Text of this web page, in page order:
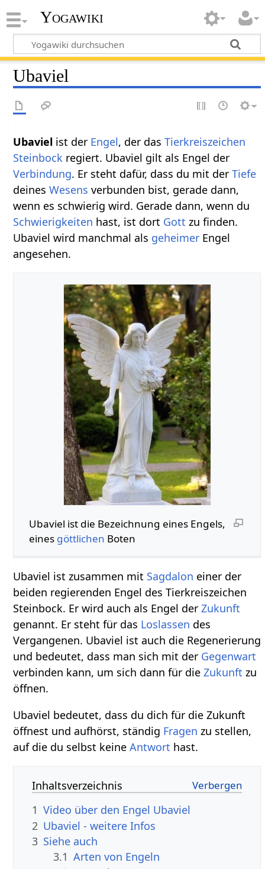
Yogawiki
Ubaviel
Ubaviel ist der Engel, der dasTierkreiszeichen
Steinbock regiert. Ubaviel gilt als Engel der
Verbindung. Er steht dafür, dass du mit derTiefe
deinesWesens verbunden bist, gerade dann,
wenn es schwierig wird. Gerade dann, wenn du
Schwierigkeiten hast, ist dort Gott zu finden.
Ubaviel wird manchmal als geheimer Engel
angesehen.
Ubaviel ist die Bezeichnung eines Engels,
eines göttlichen Boten
Ubaviel ist zusammen mit Sagdalon einer der
beiden regierenden Engel des Tierkreiszeichen
Steinbock. Er wird auch als Engel derZukunft
genannt. Er steht für das Loslassen des
Vergangenen. Ubaviel ist auch die Regenerierung
und bedeutet, dass man sich mit der Gegenwart
verbinden kann, um sich dann für dieZukunft zu
öffnen.
Ubaviel bedeutet, dass du dich für die Zukunft
öffnest und aufhörst, ständig Fragen zu stellen,
auf die du selbst keineAntwort hast.
Inhaltsverzeichnis
1 Video über den Engel Ubaviel
2 Ubaviel - weitere Infos
3 Siehe auch
3.1 Arten von Engeln